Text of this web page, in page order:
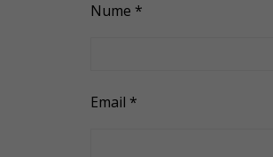
Nume *
Email *